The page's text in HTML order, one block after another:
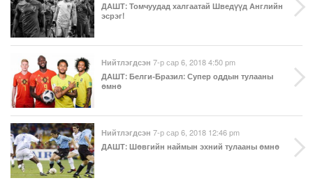
ДАШТ: Томчуудад халгаатай Шведүүд Английн
эсрэг!
Нийтлэгдсэн 7-р сар 6, 2018 4:50 pm
ДАШТ: Белги-Бразил: Супер оддын тулааны
өмнө
Нийтлэгдсэн 7-р сар 6, 2018 12:46 pm
ДАШТ: Шөвгийн наймын эхний тулааны өмнө